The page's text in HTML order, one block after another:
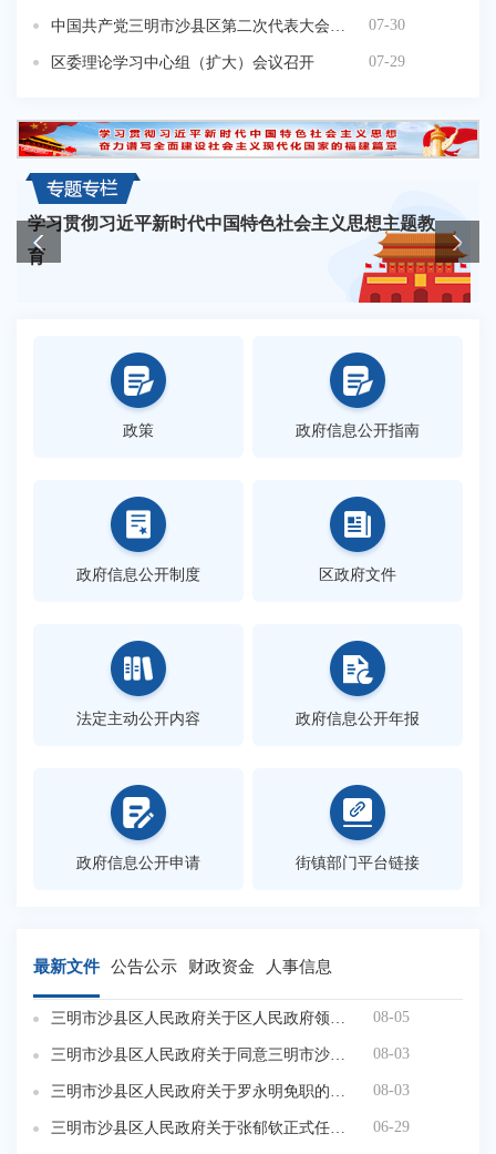
中国共产党三明市沙县区第二次代表大会开幕 07-30
区委理论学习中心组（扩大）会议召开 07-29
学习贯彻习近平新时代中国特色社会主义思想主题教
育
政策 政府信息公开指南
政府信息公开制度 区政府文件
法定主动公开内容 政府信息公开年报
政府信息公开申请 街镇部门平台链接
最新文件 公告公示 财政资金 人事信息
08-05
08-03
08-03
06-29